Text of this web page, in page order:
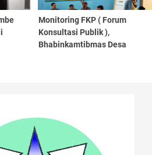
Monitoring FKP ( Forum
Konsultasi Publik ),
Bhabinkamtibmas Desa